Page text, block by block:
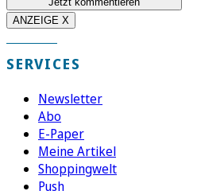
ANZEIGE X
SERVICES
Newsletter
Abo
E-Paper
Meine Artikel
Shoppingwelt
Push